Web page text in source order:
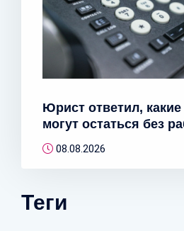
Юрист ответил,
могут остаться без
08.08.2026
Теги